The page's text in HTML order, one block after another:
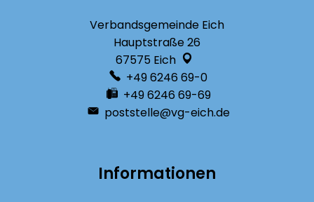
Verbandsgemeinde Eich
Hauptstraße 26
67575 Eich
+49 6246 69-0
+49 6246 69-69
poststelle@vg-eich.de
Informationen